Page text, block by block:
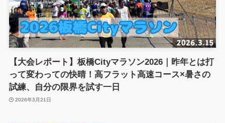
【大会レポート】板橋Cityマラソン2026｜昨年とは打
って変わっての快晴！高フラット高速コース×暑さの
試練、自分の限界を試す一日
2026年3月21日